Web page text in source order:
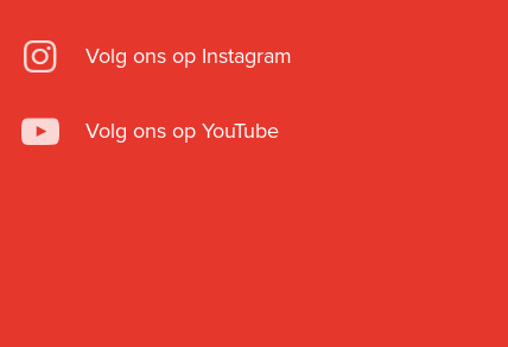
Volg ons op Instagram
Volg ons op YouTube